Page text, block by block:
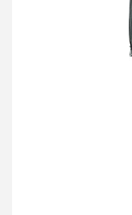
ハルノブムラタ